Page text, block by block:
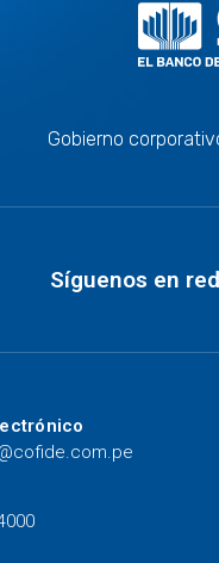
Gobierno
Síguenos en